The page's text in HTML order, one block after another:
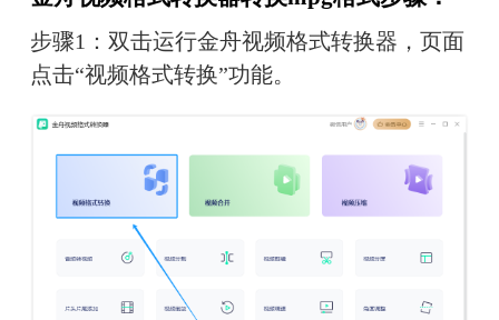
步骤1：双击运行金舟视频格式转换器，页面
点击“视频格式转换”功能。